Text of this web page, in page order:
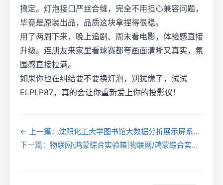
搞定。灯泡接口严丝合缝，完全不用担心兼容问题，
毕竟是原装出品，品质这块拿捏得很稳。
用了两周下来，晚上追剧、周末看电影，体验感直接
升级。连朋友来家里看球赛都夸画面清晰又真实，氛
围感直接拉满。
如果你也在纠结要不要换灯泡，别犹豫了，试试
ELPLP87，真的会让你重新爱上你的投影仪！
← 上一篇：沈阳化工大学图书馆大数据分析展示屏系统购置项目中标公告
下一篇：物联网\鸿蒙综合实验箱|物联网/鸿蒙综合实验教学平台 →